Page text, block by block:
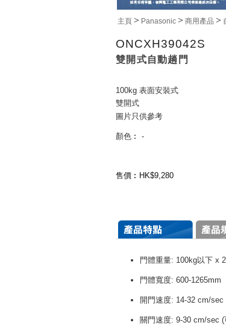
主頁 > Panasonic > 商用產品 >
ONCXH39042S
雙開式自動趟門
100kg 表面安裝式
雙開式
圖片只供參考
顏色︰ -
售價︰HK$9,280
門體重量: 100kg以下 x 2
門體寬度: 600-1265mm
開門速度: 14-32 cm/sec
關門速度: 9-30 cm/sec (